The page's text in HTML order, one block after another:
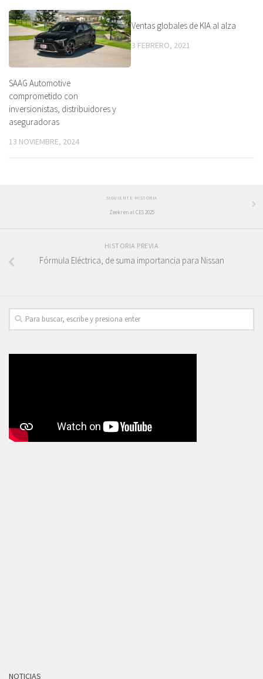
SAAG Automotive
comprometido con
inversionistas, distribuidores y
aseguradoras
13 NOVIEMBRE, 2024
Ventas globales de KIA al alza
3 FEBRERO, 2021
SIGUIENTE HISTORIA
Zeekr en el CES 2025
HISTORIA PREVIA
Fórmula Eléctrica, de suma importancia para Nissan
NOTICIAS